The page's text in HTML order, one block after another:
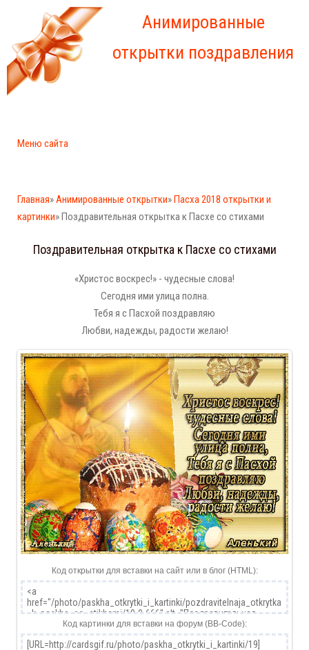
Анимированные
открытки поздравления
Меню сайта
Главная»Анимированные открытки»Пасха 2018 открытки и
картинки» Поздравительная открытка к Пасхе со стихами
Поздравительная открытка к Пасхе со стихами
«Христос воскрес!» - чудесные слова!
Сегодня ими улица полна.
Тебя я с Пасхой поздравляю
Любви, надежды, радости желаю!
Код открытки для вставки на сайт или в блог (HTML):
Код картинки для вставки на форум (BB-Code):